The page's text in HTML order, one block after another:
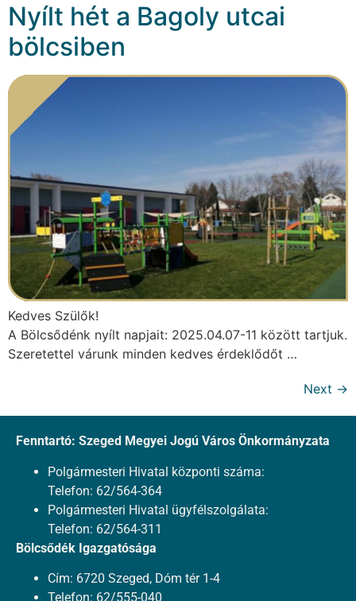
Nyílt hét a Bagoly utcai
bölcsiben
Kedves Szülők!
A Bölcsődénk nyílt napjait: 2025.04.07-11 között tartjuk.
Szeretettel várunk minden kedves érdeklődőt …
Next →
Fenntartó: Szeged Megyei Jogú Város Önkormányzata
Polgármesteri Hivatal központi száma:
Telefon: 62/564-364
Polgármesteri Hivatal ügyfélszolgálata:
Telefon: 62/564-311
Bölcsődék Igazgatósága
Cím: 6720 Szeged, Dóm tér 1-4
Telefon: 62/555-040